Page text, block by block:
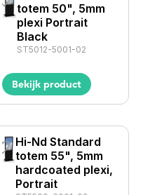
totem 50", 5mm
plexi Portrait
Black
ST5012-5001-02
Bekijk product
Hi-Nd Standard
totem 55", 5mm
hardcoated plexi,
Portrait